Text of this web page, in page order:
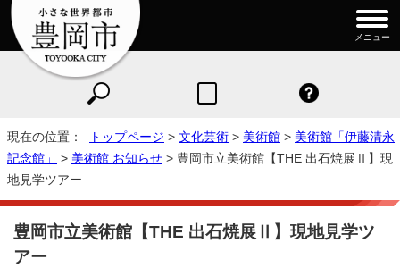
メニュー
現在の位置： トップページ > 文化芸術 > 美術館 > 美術館「伊藤清永
記念館」
> 美術館 お知らせ > 豊岡市立美術館【THE 出石焼展Ⅱ】現
地見学ツアー
豊岡市立美術館【THE 出石焼展Ⅱ】現地見学ツ
アー